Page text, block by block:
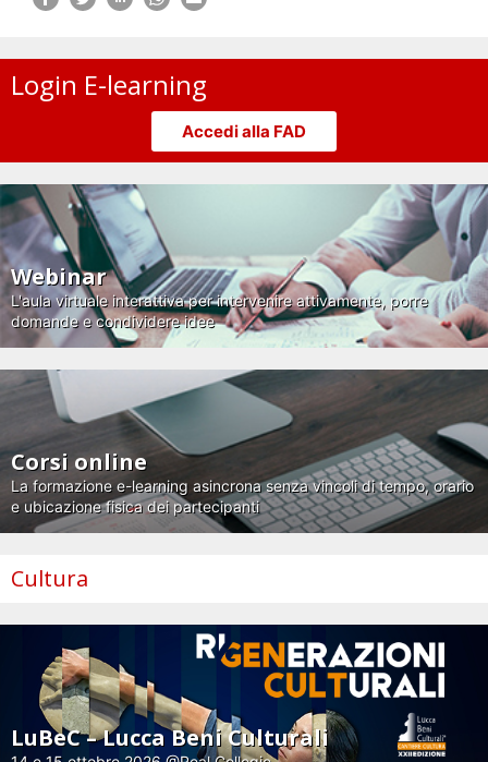
Login E-learning
Accedi alla FAD
Webinar
L'aula virtuale interattiva per intervenire attivamente, porre
domande e condividere idee
Corsi online
La formazione e-learning asincrona senza vincoli di tempo, orario
e ubicazione fisica dei partecipanti
Cultura
LuBeC – Lucca Beni Culturali